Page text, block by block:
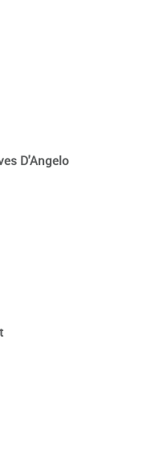
D'Angelo